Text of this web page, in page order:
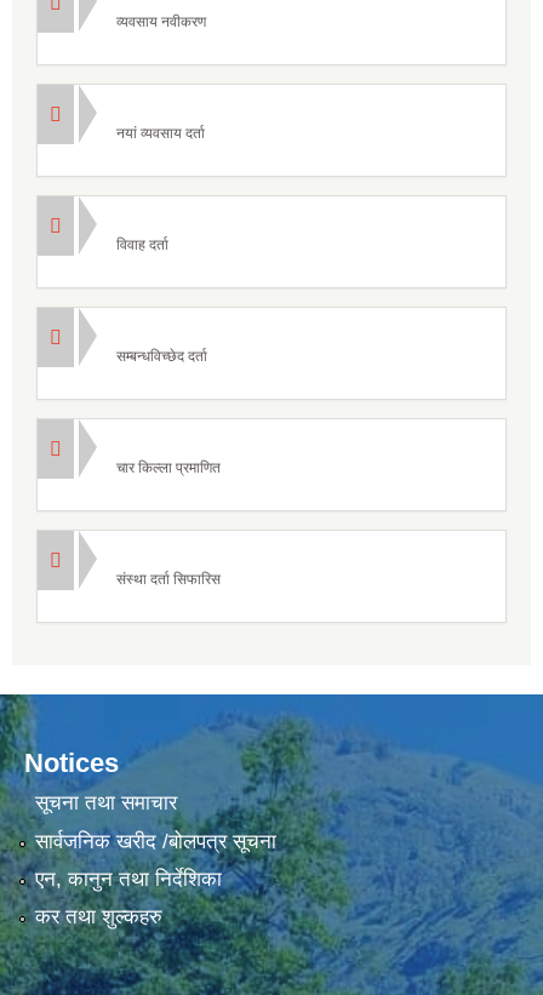
व्यवसाय नवीकरण
नयां व्यवसाय दर्ता
विवाह दर्ता
सम्बन्धविच्छेद दर्ता
चार किल्ला प्रमाणित
संस्था दर्ता सिफारिस
Notices
सूचना तथा समाचार
सार्वजनिक खरीद /बोलपत्र सूचना
एन, कानुन तथा निर्देशिका
कर तथा शुल्कहरु